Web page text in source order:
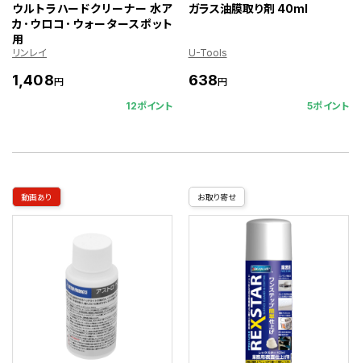
ウルトラハードクリーナー 水ア
カ･ウロコ･ウォータースポット
用
リンレイ
1,408円
12ポイント
ガラス油膜取り剤 40ml
U-Tools
638円
5ポイント
動画あり お取り寄せ